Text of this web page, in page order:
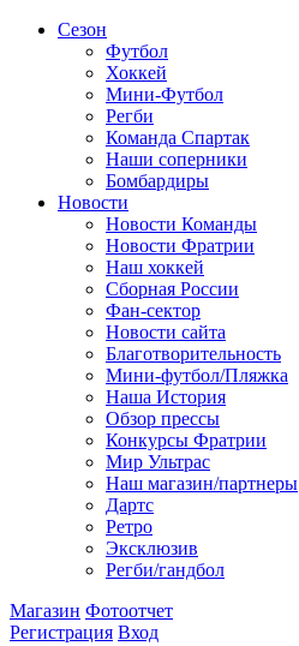
Сезон
Футбол
Хоккей
Мини-Футбол
Регби
Команда Спартак
Наши соперники
Бомбардиры
Новости
Новости Команды
Новости Фратрии
Наш хоккей
Сборная России
Фан-cектор
Новости сайта
Благотворительность
Мини-футбол/Пляжка
Наша История
Обзор прессы
Конкурсы Фратрии
Мир Ультрас
Наш магазин/партнеры
Дартс
Ретро
Эксклюзив
Регби/гандбол
Магазин Фотоотчет
Регистрация Вход